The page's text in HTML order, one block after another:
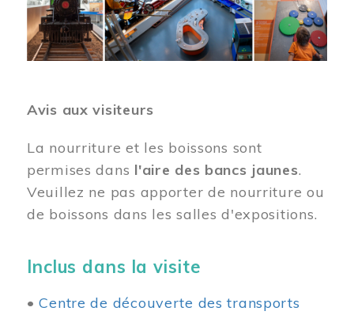
Avis aux visiteurs
La nourriture et les boissons sont
permises dans l'aire des bancs jaunes.
Veuillez ne pas apporter de nourriture ou
de boissons dans les salles d'expositions.
Inclus dans la visite
•Centre de découverte des transports